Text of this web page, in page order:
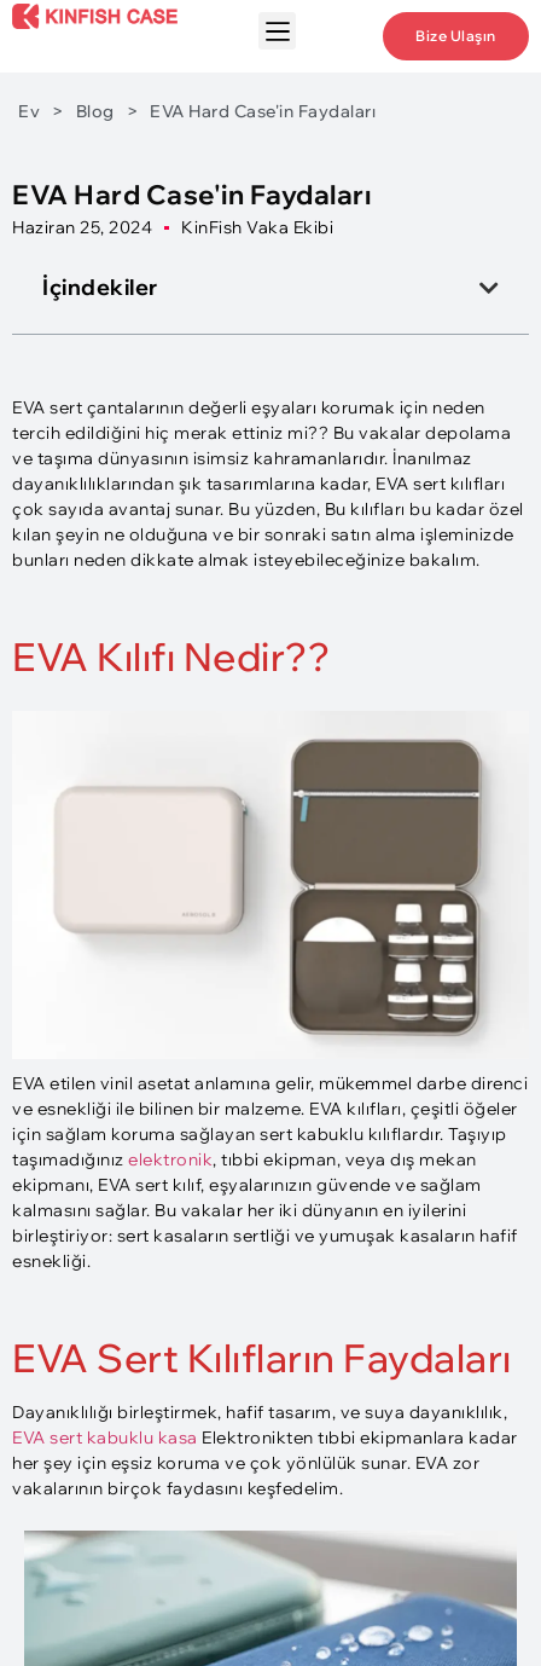
Bize Ulaşın
Ev > Blog > EVA Hard Case'in Faydaları
EVA Hard Case'in Faydaları
Haziran 25, 2024 KinFish Vaka Ekibi
İçindekiler
EVA sert çantalarının değerli eşyaları korumak için neden
tercih edildiğini hiç merak ettiniz mi?? Bu vakalar depolama
ve taşıma dünyasının isimsiz kahramanlarıdır. İnanılmaz
dayanıklılıklarından şık tasarımlarına kadar, EVA sert kılıfları
çok sayıda avantaj sunar. Bu yüzden, Bu kılıfları bu kadar özel
kılan şeyin ne olduğuna ve bir sonraki satın alma işleminizde
bunları neden dikkate almak isteyebileceğinize bakalım.
EVA Kılıfı Nedir??
EVA etilen vinil asetat anlamına gelir, mükemmel darbe direnci
ve esnekliği ile bilinen bir malzeme. EVA kılıfları, çeşitli öğeler
için sağlam koruma sağlayan sert kabuklu kılıflardır. Taşıyıp
taşımadığınız elektronik, tıbbi ekipman, veya dış mekan
ekipmanı, EVA sert kılıf, eşyalarınızın güvende ve sağlam
kalmasını sağlar. Bu vakalar her iki dünyanın en iyilerini
birleştiriyor: sert kasaların sertliği ve yumuşak kasaların hafif
esnekliği.
EVA Sert Kılıfların Faydaları
Dayanıklılığı birleştirmek, hafif tasarım, ve suya dayanıklılık,
EVA sert kabuklu kasa Elektronikten tıbbi ekipmanlara kadar
her şey için eşsiz koruma ve çok yönlülük sunar. EVA zor
vakalarının birçok faydasını keşfedelim.